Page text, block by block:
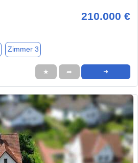
210.000 €
Zimmer 3
★ ➦ ➜